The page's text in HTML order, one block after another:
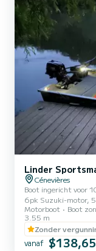
Linder
Cénevières
Boot ingericht voor
6pk Suzuki-motor,
Humminbird
visstoel, leefnet
Motorboot Boot
3.55 m
Zonder
vanaf $138,65